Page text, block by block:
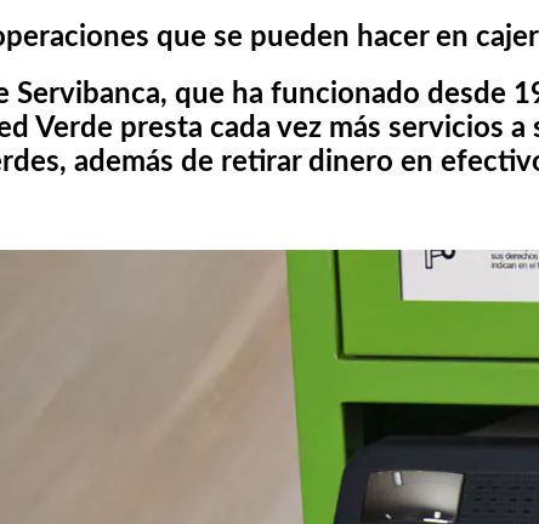
que se pueden hacer en
Servibanca, que ha funcionado desde
Verde presta cada vez más servicios
además de retirar dinero en